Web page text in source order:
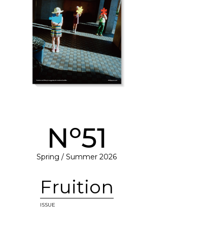
No51
Spring / Summer 2026
Fruition
ISSUE